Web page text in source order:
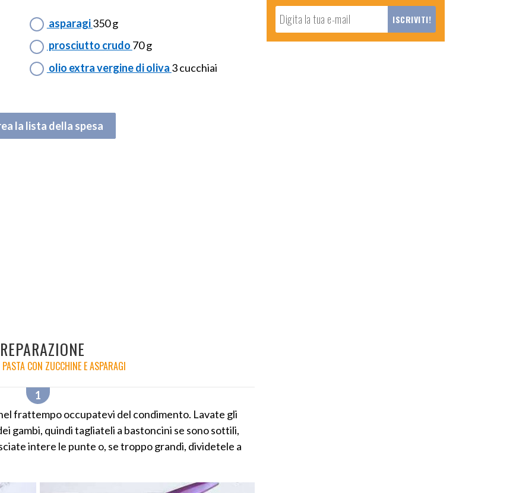
asparagi350 g
prosciutto crudo 70 g
olio extra vergine di oliva 3 cucchiai
la lista della spesa
PASTA CON ZUCCHINE E ASPARAGI
frattempo occupatevi del condimento. Lavate gli
gambi, quindi tagliateli a bastoncini se sono sottili,
intere le punte o, se troppo grandi, dividetele a